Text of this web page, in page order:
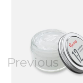
Previous